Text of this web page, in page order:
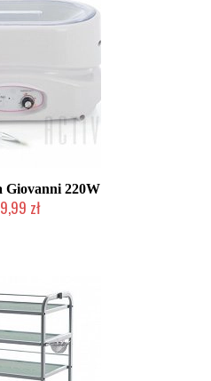
220W
zł